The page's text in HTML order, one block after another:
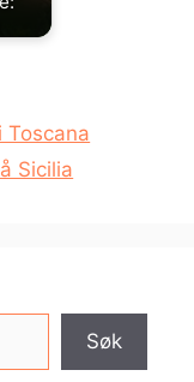
Toscana
Sicilia
Søk